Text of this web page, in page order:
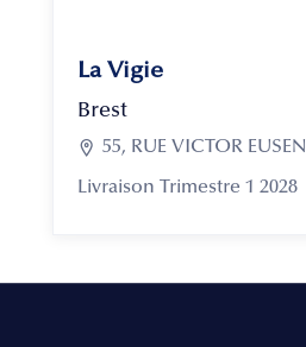
La Vigie
Brest
 55, RUE VICTOR EUSEN
Livraison Trimestre 1 2028